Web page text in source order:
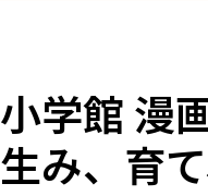
小学館 漫
生み、育